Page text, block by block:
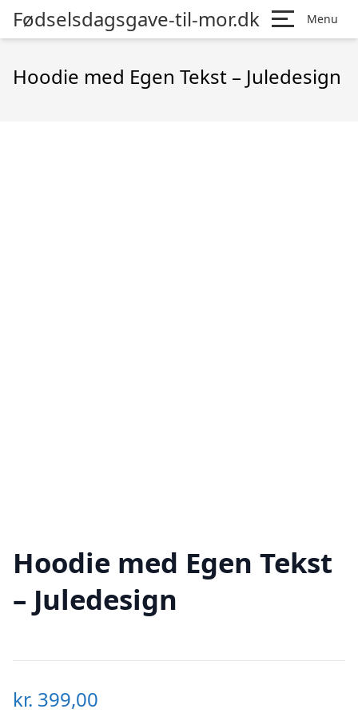
Fødselsdagsgave-til-mor.dk Menu
Hoodie med Egen Tekst – Juledesign
Hoodie med Egen Tekst
– Juledesign
kr. 399,00